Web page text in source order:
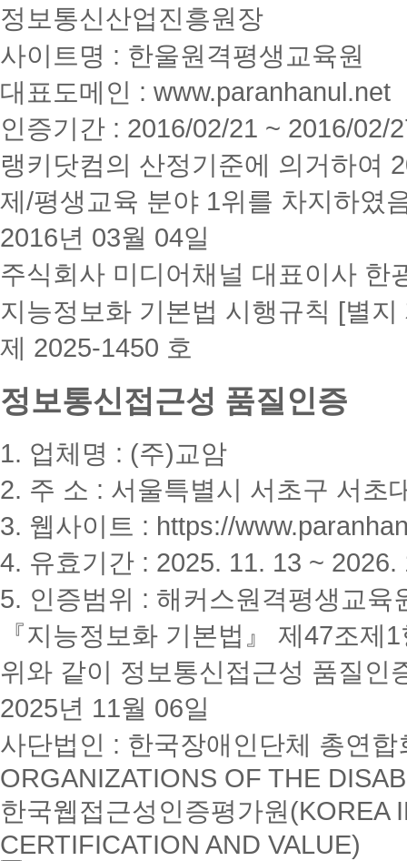
정보통신산업진흥원장
사이트명 : 한울원격평생교육원
대표도메인 : www.paranhanul.net
인증기간 : 2016/02/21 ~ 2016/02/
랭키닷컴의 산정기준에 의거하여
제/평생교육 분야 1위를 차지하였
2016년 03월 04일
주식회사 미디어채널 대표이사 한
지능정보화 기본법 시행규칙 [별지
제 2025-1450 호
정보통신접근성 품질인증
1. 업체명 : (주)교암
2. 주 소 : 서울특별시 서초구 서초
3. 웹사이트 : https://
4. 유효기간 : 2025. 11. 13 ~ 2026.
5. 인증범위 : 해커스원격평생교육
『지능정보화 기본법』 제47조
위와 같이 정보통신접근성 품질인
2025년 11월 06일
사단법인 : 한국장애인단체 총연
ORGANIZATIONS OF THE
한국웹접근성인증평가원(KOREA
CERTIFICATION AND VALUE)